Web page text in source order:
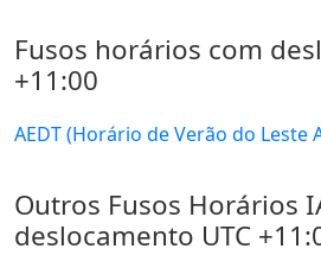
Fusos horários com
+11:00
AEDT (Horário de Verão do Leste
Outros Fusos Horários
deslocamento UTC